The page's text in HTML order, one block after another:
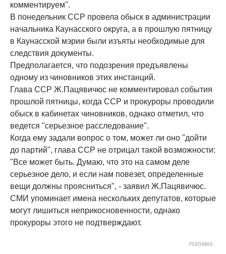
комментируем".
В понедельник ССР провела обыск в администрации
начальника Каунасского округа, а в прошлую пятницу
в Каунасской мэрии были изъяты необходимые для
следствия документы.
Предполагается, что подозрения предъявлены
одному из чиновников этих инстанций.
Глава ССР Ж.Пацявичюс не комментировал события
прошлой пятницы, когда ССР и прокуроры проводили
обыск в кабинетах чиновников, однако отметил, что
ведется "серьезное расследование".
Когда ему задали вопрос о том, может ли оно "дойти
до партий", глава ССР не отрицал такой возможности:
"Все может быть. Думаю, что это на самом деле
серьезное дело, и если нам повезет, определенные
вещи должны проясниться", - заявил Ж.Пацявичюс.
СМИ упоминает имена нескольких депутатов, которые
могут лишиться неприкосновенности, однако
прокуроры этого не подтверждают.